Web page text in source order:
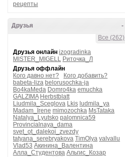
рецепты
-
Друзья
Все (262)
Друзья онлайн izogradinka
MISTER_MIGELL Риточка_Л
Друзья оффлайн
Кого давно нет?
Кого добавить?
babeta-liza belorusochka-ja
Bo4kaMeda Domro4ka emuchka
GALZIMA Herbstblatt
Liudmila_Sceglova Lkis ludmila_ya
Madam_Irene mimozochka MsTataka
Natalya_Lyutsko palomnica59
Provincialnaya_dama
svet_ot_dalekoi_zvezdy
tatyana_serebryakova TimOlya valvallu
Vlad53 Акинина_Валентина
Алла_Студентова Альгис_Козар